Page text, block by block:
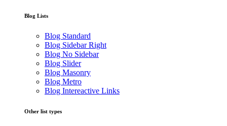
Blog Lists
Blog Standard
Blog Sidebar Right
Blog No Sidebar
Blog Slider
Blog Masonry
Blog Metro
Blog Intereactive Links
Other list types